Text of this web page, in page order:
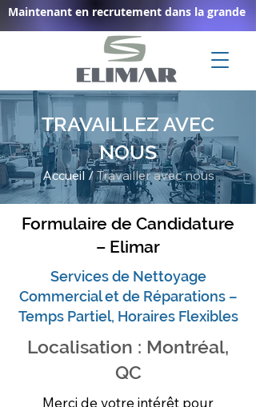
Maintenant en recrutement dans la grande
TRAVAILLEZ AVEC
NOUS
Accueil /Travailler avec nous
Formulaire de Candidature
– Elimar
Services de Nettoyage
Commercial et de Réparations –
Temps Partiel, Horaires Flexibles
Localisation : Montréal,
QC
Merci de votre intérêt pour